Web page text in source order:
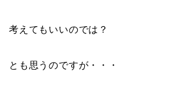
考えてもいいのでは？
とも思うのですが・・・